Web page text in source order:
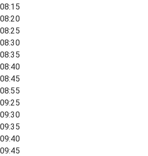
08:15
08:20
08:25
08:30
08:35
08:40
08:45
08:55
09:25
09:30
09:35
09:40
09:45